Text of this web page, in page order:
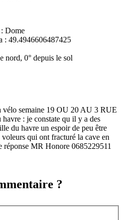
Dome
: 49.4946606487425
nord, 0° depuis le sol
vélo semaine 19 OU 20 AU 3 RUE
havre : je constate qu il y a des
du havre un espoir de peu être
qui ont fracturé la cave en
réponse MR Honore 0685229511
?